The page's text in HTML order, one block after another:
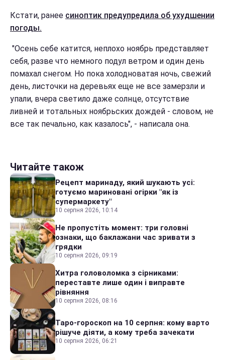
Кстати, ранее синоптик предупредила об ухудшении
погоды.
"Осень себе катится, неплохо ноябрь представляет
себя, разве что немного подул ветром и один день
помахал снегом. Но пока холодноватая ночь, свежий
день, листочки на деревьях еще не все замерзли и
упали, вчера светило даже солнце, отсутствие
ливней и тотальных ноябрьских дождей - словом, не
все так печально, как казалось", - написала она.
Читайте також
Рецепт маринаду, який шукають усі:
готуємо мариновані огірки "як із
супермаркету"
10 серпня 2026, 10:14
Не пропустіть момент: три головні
ознаки, що баклажани час зривати з
грядки
10 серпня 2026, 09:19
Хитра головоломка з сірниками:
переставте лише один і виправте
рівняння
10 серпня 2026, 08:16
Таро-гороскоп на 10 серпня: кому варто
рішуче діяти, а кому треба зачекати
10 серпня 2026, 06:21